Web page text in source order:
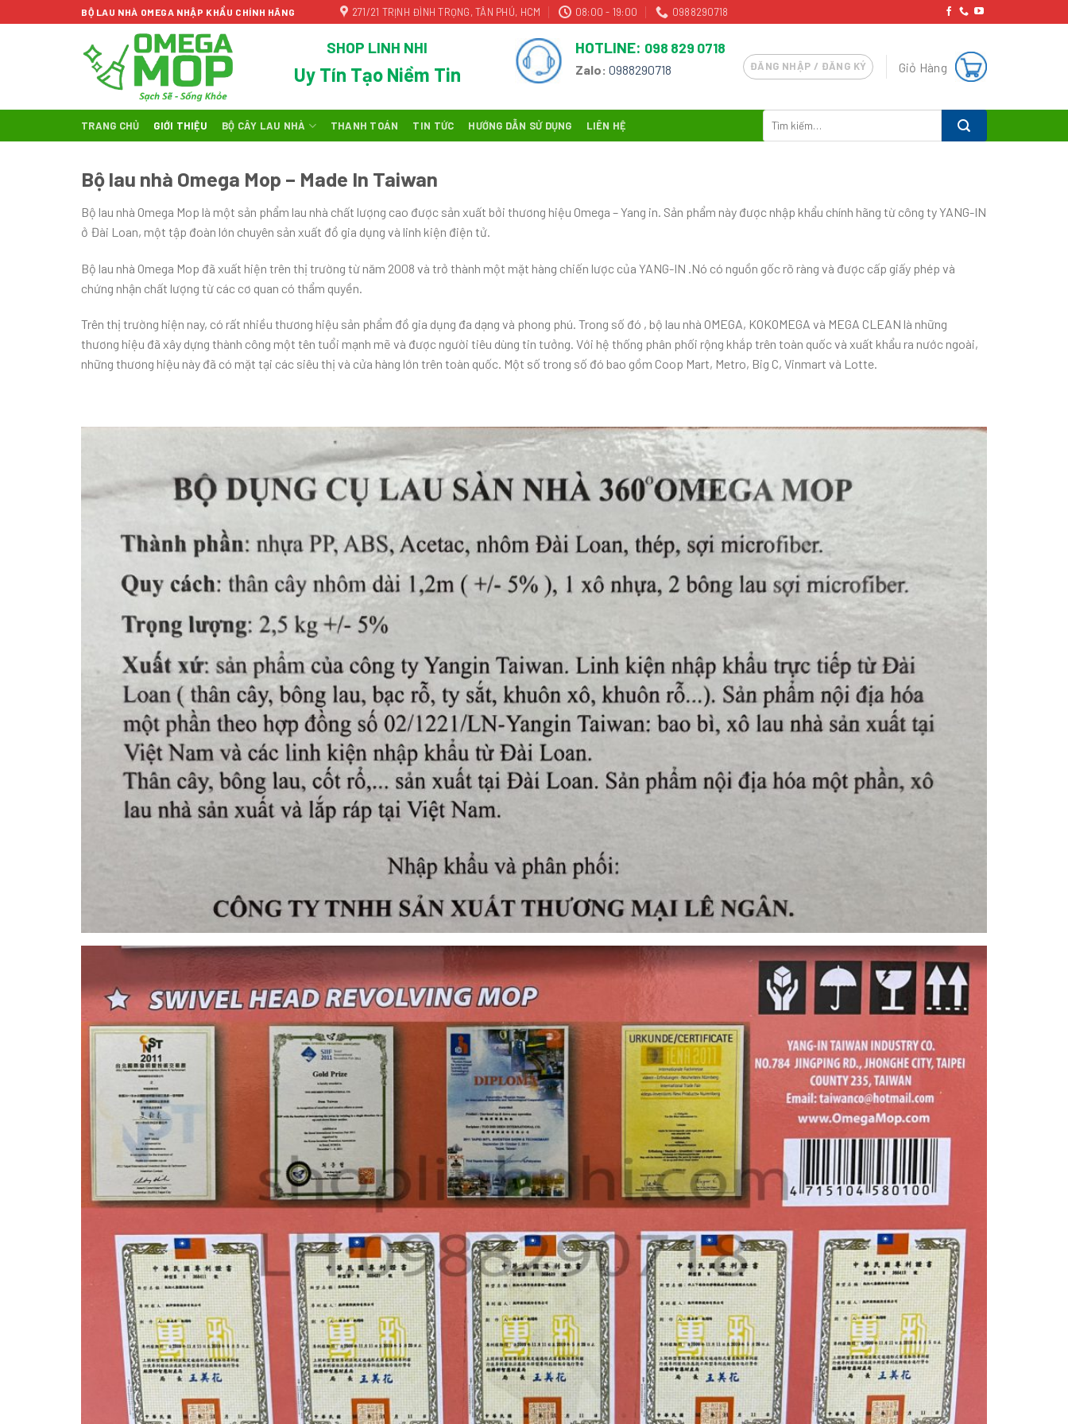
to
BỘ LAU NHÀ OMEGA NHẬP KHẨU CHÍNH HÃNG 271/21 TRỊNH ĐÌNH TRỌNG, TÂN PHÚ, HCM 08:00 - 19:00 0988290718
SHOP LINH NHI
Uy Tín Tạo Niềm Tin
HOTLINE: 098 829 0718
Zalo: 0988290718 ĐĂNG NHẬP / ĐĂNG KÝ Giỏ Hàng
TRANG CHỦ GIỚI THIỆU BỘ CÂY LAU NHÀ THANH TOÁN TIN TỨC HƯỚNG DẪN SỬ DỤNG LIÊN HỆ
kiếm:
Bộ lau nhà Omega Mop – Made In Taiwan
Bộ lau nhà Omega Mop là một sản phẩm lau nhà chất lượng cao được sản xuất bởi thương hiệu Omega – Yang in. Sản phẩm này được nhập khẩu chính hãng từ công ty YANG-IN
ở Đài Loan, một tập đoàn lớn chuyên sản xuất đồ gia dụng và linh kiện điện tử.
Bộ lau nhà Omega Mop đã xuất hiện trên thị trường từ năm 2008 và trở thành một mặt hàng chiến lược của YANG-IN .Nó có nguồn gốc rõ ràng và được cấp giấy phép và
chứng nhận chất lượng từ các cơ quan có thẩm quyền.
Trên thị trường hiện nay, có rất nhiều thương hiệu sản phẩm đồ gia dụng đa dạng và phong phú. Trong số đó , bộ lau nhà OMEGA, KOKOMEGA và MEGA CLEAN là những
thương hiệu đã xây dựng thành công một tên tuổi mạnh mẽ và được người tiêu dùng tin tưởng. Với hệ thống phân phối rộng khắp trên toàn quốc và xuất khẩu ra nước ngoài,
những thương hiệu này đã có mặt tại các siêu thị và cửa hàng lớn trên toàn quốc. Một số trong số đó bao gồm Coop Mart, Metro, Big C, Vinmart và Lotte.